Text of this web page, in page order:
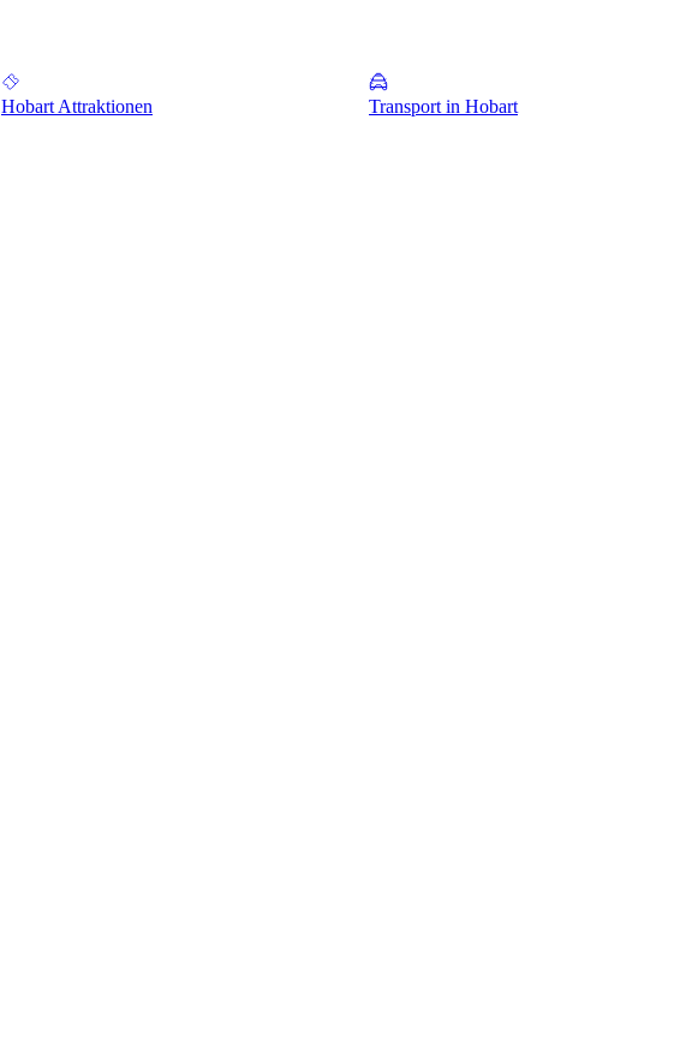
Hobart Attraktionen Transport in Hobart